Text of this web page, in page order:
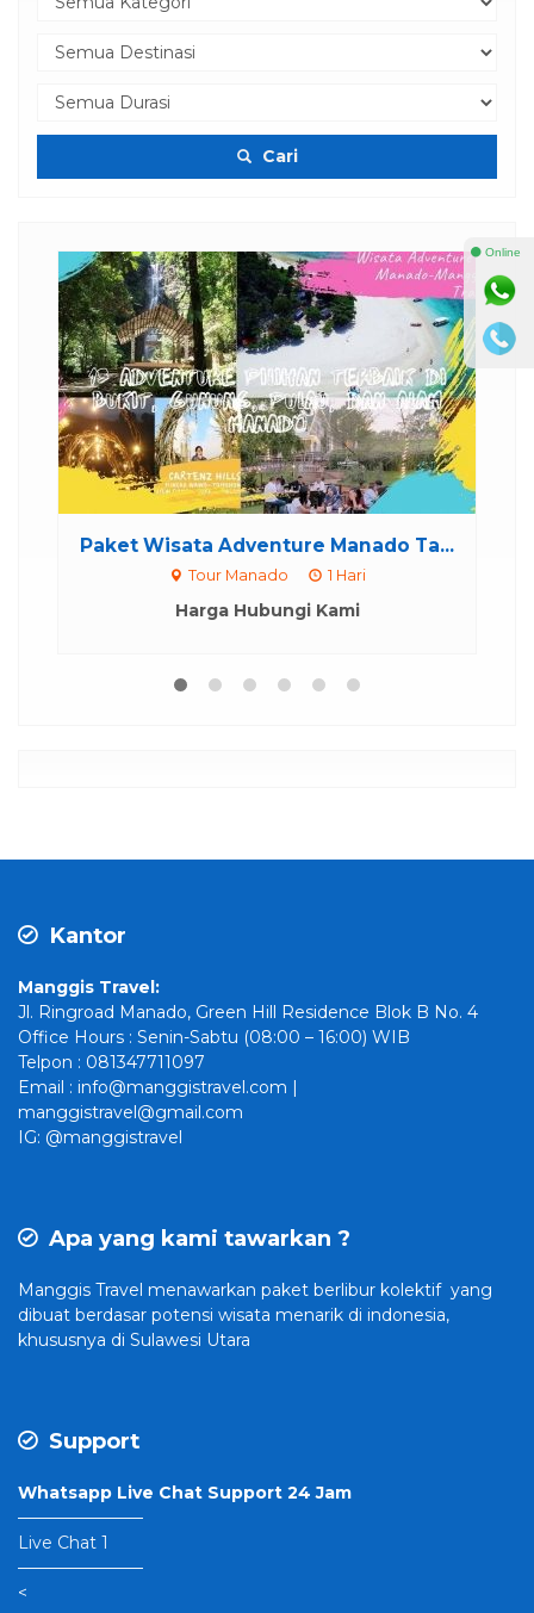
Cari
Paket Wisata Likupang Pulau Liha...
2 Pulau 1 Hari
Harga Hubungi Kami
Kantor
Manggis Travel:
Jl. Ringroad Manado, Green Hill Residence Blok B No. 4
Office Hours : Senin-Sabtu (08:00 – 16:00) WIB
Telpon : 081347711097
Email : info@manggistravel.com |
manggistravel@gmail.com
IG: @manggistravel
Apa yang kami tawarkan ?
Manggis Travel menawarkan paket berlibur kolektif yang
dibuat berdasar potensi wisata menarik di indonesia,
khususnya di Sulawesi Utara
Support
Whatsapp Live Chat Support 24 Jam
———————–
Live Chat 1
———————–
<
⚫ Online